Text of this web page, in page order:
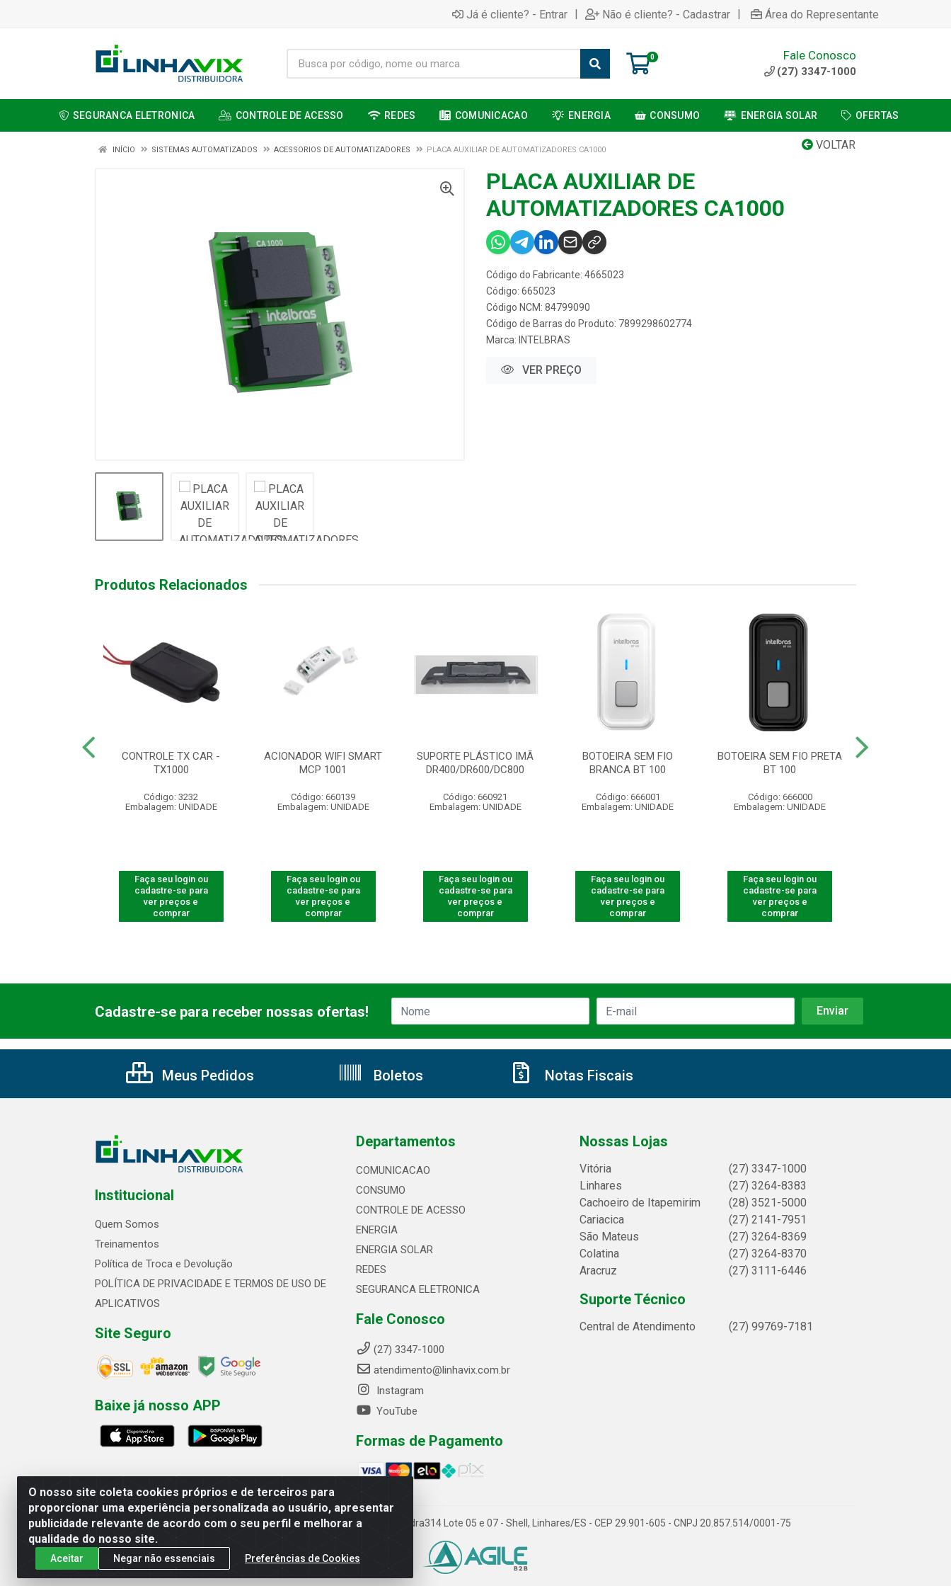
Já é cliente? - Entrar | Não é cliente? - Cadastrar | Área do Representante
0 Fale Conosco
(27) 3347-1000
SEGURANCA ELETRONICA CONTROLE DE ACESSO REDES COMUNICACAO ENERGIA CONSUMO ENERGIA SOLAR OFERTAS
VOLTAR
INÍCIO SISTEMAS AUTOMATIZADOS ACESSORIOS DE AUTOMATIZADORES PLACA AUXILIAR DE AUTOMATIZADORES CA1000
PLACA AUXILIAR DE
AUTOMATIZADORES CA1000
Código do Fabricante: 4665023
Código: 665023
Código NCM: 84799090
Código de Barras do Produto: 7899298602774
Marca: INTELBRAS
VER PREÇO
Produtos Relacionados
CONTROLE TX CAR -
TX1000
Código: 3232
Embalagem: UNIDADE
Faça seu login ou
cadastre-se para
ver preços e
comprar
ACIONADOR WIFI SMART
MCP 1001
Código: 660139
Embalagem: UNIDADE
Faça seu login ou
cadastre-se para
ver preços e
comprar
SUPORTE PLÁSTICO IMÃ
DR400/DR600/DC800
Código: 660921
Embalagem: UNIDADE
Faça seu login ou
cadastre-se para
ver preços e
comprar
BOTOEIRA SEM FIO
BRANCA BT 100
Código: 666001
Embalagem: UNIDADE
Faça seu login ou
cadastre-se para
ver preços e
comprar
BOTOEIRA SEM FIO PRETA
BT 100
Código: 666000
Embalagem: UNIDADE
Faça seu login ou
cadastre-se para
ver preços e
comprar
O nosso site coleta cookies próprios e de terceiros para
proporcionar uma experiência personalizada ao usuário, apresentar
publicidade relevante de acordo com o seu perfil e melhorar a
qualidade do nosso site.
Aceitar Negar não essenciais Preferências de Cookies
Cadastre-se para receber nossas ofertas!
Meus Pedidos Boletos Notas Fiscais
Institucional
Quem Somos
Treinamentos
Política de Troca e Devolução
POLÍTICA DE PRIVACIDADE E TERMOS DE USO DE
APLICATIVOS
Site Seguro
Baixe já nosso APP
Departamentos
COMUNICACAO
CONSUMO
CONTROLE DE ACESSO
ENERGIA
ENERGIA SOLAR
REDES
SEGURANCA ELETRONICA
Fale Conosco
(27) 3347-1000
atendimento@linhavix.com.br
Instagram
YouTube
Formas de Pagamento
Nossas Lojas
Vitória
(27) 3347-1000
Linhares
(27) 3264-8383
Cachoeiro de Itapemirim
(28) 3521-5000
Cariacica
(27) 2141-7951
São Mateus
(27) 3264-8369
Colatina
(27) 3264-8370
Aracruz
(27) 3111-6446
Suporte Técnico
Central de Atendimento (27) 99769-7181
Linhavix Distribuidora LTDA - Avenida Alegre, 2521 - Quadra314 Lote 05 e 07 - Shell, Linhares/ES - CEP 29.901-605 - CNPJ 20.857.514/0001-75